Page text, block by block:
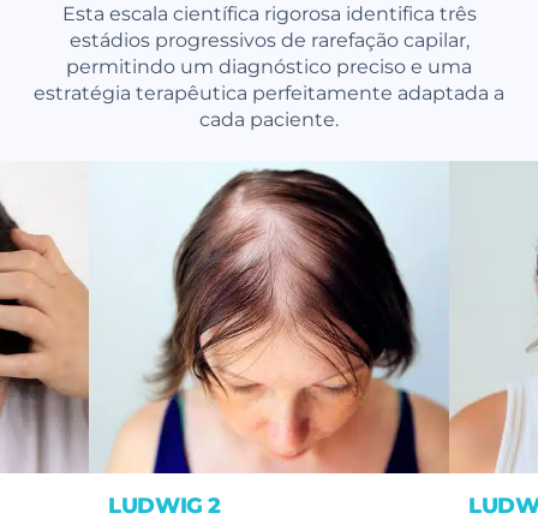
Esta escala científica rigorosa identifica três
estádios progressivos de rarefação capilar,
permitindo um diagnóstico preciso e uma
estratégia terapêutica perfeitamente adaptada a
cada paciente.
LUDWIG 2